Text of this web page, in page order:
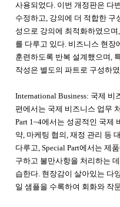
사용되었다. 이번 개정판은 다
수정하고, 강의에 더 적합한 구
성으로 강의에 최적화하였으
를 다루고 있다. 비즈니스 현
훈련하도록 반복 설계했으며,
작성은 별도의 파트로 구성하
International Business: 국제
편에서는 국제 비즈니스 업무
Part 1~4에서는 성공적인 국제
약, 마케팅 협의, 재정 관리 등
다루고, Special Part에서는 제
구하고 불만사항을 처리하는
습한다. 현장감이 살아있는 다
일 샘플을 수록하여 회화와 작